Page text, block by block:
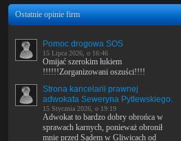
Ostatnie opinie firm
Pomoc drogowa SOS
15 Lipca 2026, o 16:46
Omijać szerokim łukiem
!!!!!!Zorganizowani oszuści!!!!
Strona kancelarii prawnej
adwokata Seweryna Pytlewskiego.
15 Stycznia 2026, o 19:19
Adwokat to bardzo dobry obrońca w
sprawach karnych, ponieważ obronił
mnie przed Sądem w Gliwicach od